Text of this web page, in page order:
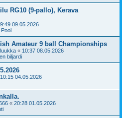
RG10 (9-pallo), Kerava
09.05.2026
Amateur 9 ball Championships
« 10:37 08.05.2026
biljardi
10:15 04.05.2026
« 20:28 01.05.2026